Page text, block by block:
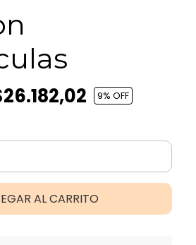
9% OFF
AL CARRITO